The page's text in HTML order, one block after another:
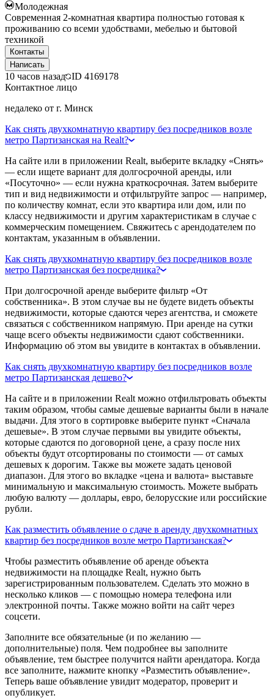
Молодежная
Современная 2-комнатная квартира полностью готовая к
проживанию со всеми удобствами, мебелью и бытовой
техникой
Контакты
Написать
10 часов назад ID 4169178
Контактное лицо
недалеко от г. Минск
Как снять двухкомнатную квартиру без посредников возле
метро Партизанская на Realt?
На сайте или в приложении Realt, выберите вкладку «Снять»
— если ищете вариант для долгосрочной аренды, или
«Посуточно» — если нужна краткосрочная. Затем выберите
тип и вид недвижимости и отфильтруйте запрос — например,
по количеству комнат, если это квартира или дом, или по
классу недвижимости и другим характеристикам в случае с
коммерческим помещением. Свяжитесь с арендодателем по
контактам, указанным в объявлении.
Как снять двухкомнатную квартиру без посредников возле
метро Партизанская без посредника?
При долгосрочной аренде выберите фильтр «От
собственника». В этом случае вы не будете видеть объекты
недвижимости, которые сдаются через агентства, и сможете
связаться с собственником напрямую. При аренде на сутки
чаще всего объекты недвижимости сдают собственники.
Информацию об этом вы увидите в контактах в объявлении.
Как снять двухкомнатную квартиру без посредников возле
метро Партизанская дешево?
На сайте и в приложении Realt можно отфильтровать объекты
таким образом, чтобы самые дешевые варианты были в начале
выдачи. Для этого в сортировке выберите пункт «Сначала
дешевые». В этом случае первыми вы увидите объекты,
которые сдаются по договорной цене, а сразу после них
объекты будут отсортированы по стоимости — от самых
дешевых к дорогим. Также вы можете задать ценовой
диапазон. Для этого во вкладке «цена и валюта» выставьте
минимальную и максимальную стоимость. Можете выбрать
любую валюту — доллары, евро, белорусские или российские
рубли.
Как разместить объявление о сдаче в аренду двухкомнатных
квартир без посредников возле метро Партизанская?
Чтобы разместить объявление об аренде объекта
недвижимости на площадке Realt, нужно быть
зарегистрированным пользователем. Сделать это можно в
несколько кликов — с помощью номера телефона или
электронной почты. Также можно войти на сайт через
соцсети.
Заполните все обязательные (и по желанию —
дополнительные) поля. Чем подробнее вы заполните
объявление, тем быстрее получится найти арендатора. Когда
все заполните, нажмите кнопку «Разместить объявление».
Теперь ваше объявление увидит модератор, проверит и
опубликует.